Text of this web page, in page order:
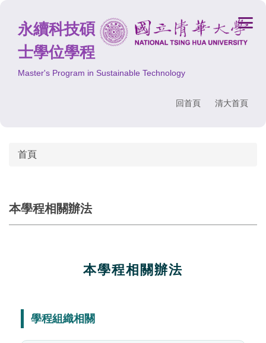
永續科技碩
士學位學程
Master's Program in Sustainable Technology
回首頁 清大首頁
首頁
本學程相關辦法
本學程相關辦法
學程組織相關